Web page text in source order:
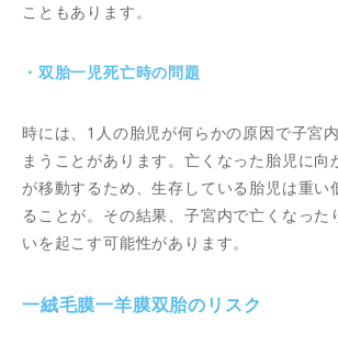
こともあります。
・双胎一児死亡時の問題
時には、1人の胎児が何らかの原因で子宮
まうことがあります。亡くなった胎児に向
が移動するため、生存している胎児は重い
ることが。その結果、子宮内で亡くなった
いを起こす可能性があります。
一絨毛膜一羊膜双胎のリスク